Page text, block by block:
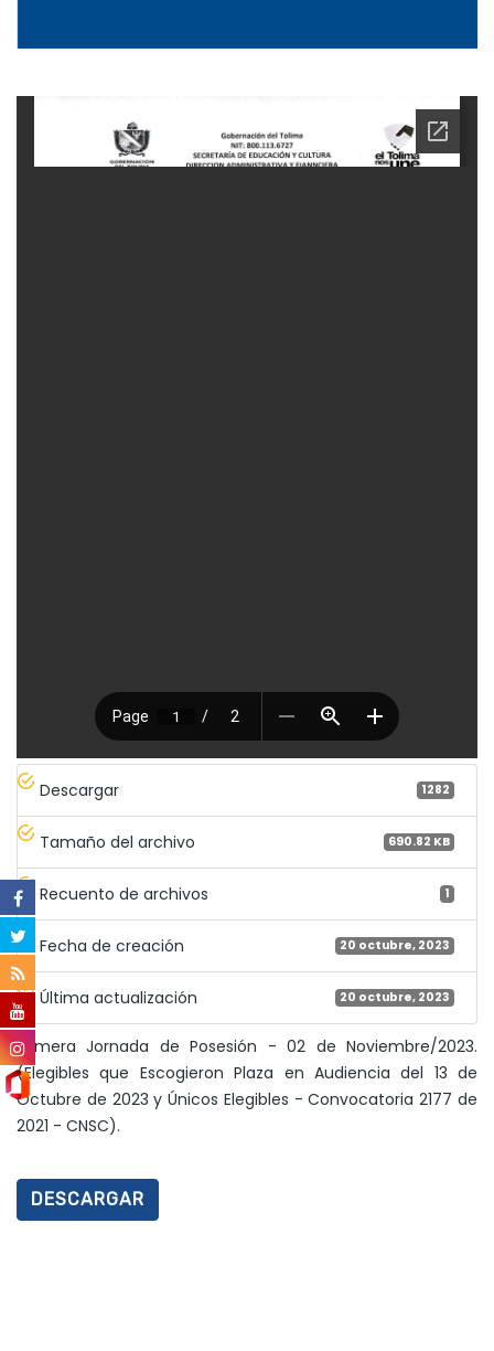
Descargar 1282
Tamaño del archivo 690.82 KB
Recuento de archivos 1
Fecha de creación 20 octubre, 2023
Última actualización 20 octubre, 2023
Primera Jornada de Posesión - 02 de Noviembre/2023.
(Elegibles que Escogieron Plaza en Audiencia del 13 de
Octubre de 2023 y Únicos Elegibles - Convocatoria 2177 de
2021 - CNSC).
DESCARGAR